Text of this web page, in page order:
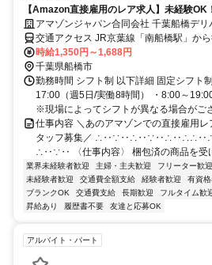
【Amazon直接雇用のレア求人】未経験
色自由で自分らしく働けます◎ 長期で安定
アマゾンジャパン合同会社 千葉船橋デ
交通アクセス JR京葉線「南船橋駅」か
運行なし ※自転車通勤可 ※車、バイク通
時給1,350円～1,688円
千葉県船橋市
勤務時間 シフト制 以下詳細 固定シフト
17:00（週5日/実働8時間） ・8:00～
※現場によってシフトが異なる場合がござ
仕事内容 ＼あのアマゾンでの直接雇用
タッフ募集／
∴‥∵‥ 〈仕事内容〉 梱包済の商品を受
業界未経験者歓迎 主婦・主夫歓迎 フリーター歓迎
未経験者歓迎
交通費全額支給 経験者歓迎 有資
ブランクOK
交通費支給 長期歓迎 フルタイム歓
昇給あり
履歴書不要 友達と応募OK
アルバイト・パート